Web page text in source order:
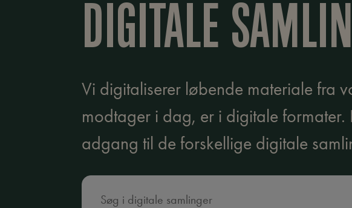
DIGITALE
Vi digitaliserer løbende materiale fra
modtager i dag, er i digitale
adgang til de forskellige digitale